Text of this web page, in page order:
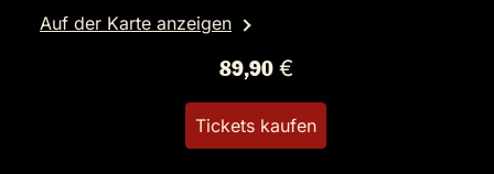
Auf der Karte anzeigen
89,90 €
Tickets kaufen